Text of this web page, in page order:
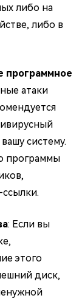
либо на
либо в
программное
атаки
систему.
программы
: Если вы
этого
диск,